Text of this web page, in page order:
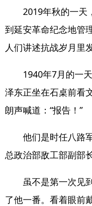
2019年秋的一天
到延安革命纪念地管
人们讲述抗战岁月里
1940年7月的一
泽东正坐在石桌前看
朗声喊道：“报告！”
他们是时任八路
总政治部敌工部副部
虽不是第一次见
了他一番。看着眼前